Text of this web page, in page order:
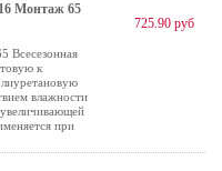
Монтаж 65
Всесезонная
к
влажности
при
725.90 руб